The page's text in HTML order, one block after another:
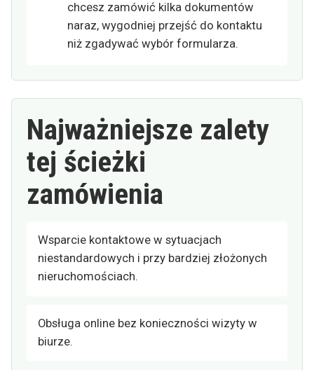
chcesz zamówić kilka dokumentów
naraz, wygodniej przejść do kontaktu
niż zgadywać wybór formularza.
Najważniejsze zalety
tej ścieżki
zamówienia
Wsparcie kontaktowe w sytuacjach
niestandardowych i przy bardziej złożonych
nieruchomościach.
Obsługa online bez konieczności wizyty w
biurze.